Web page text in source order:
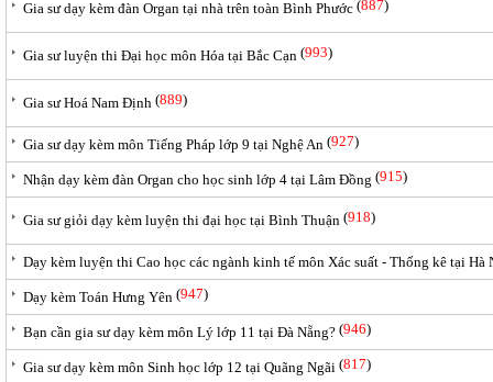
Gia sư dạy kèm đàn Organ tại nhà trên toàn Bình Phước (887)
Gia sư luyện thi Đại học môn Hóa tại Bắc Cạn (993)
Gia sư Hoá Nam Định (889)
Gia sư dạy kèm môn Tiếng Pháp lớp 9 tại Nghệ An (927)
Nhận dạy kèm đàn Organ cho học sinh lớp 4 tại Lâm Đồng (915)
Gia sư giỏi dạy kèm luyện thi đại học tại Bình Thuận (918)
Dạy kèm luyện thi Cao học các ngành kinh tế môn Xác suất - Thống kê tại Hà
Dạy kèm Toán Hưng Yên (947)
Bạn cần gia sư dạy kèm môn Lý lớp 11 tại Đà Nẵng? (946)
Gia sư dạy kèm môn Sinh học lớp 12 tại Quãng Ngãi (817)